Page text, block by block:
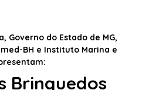
Governo do Estado de MG,
BH e Instituto Marina e
Brinquedos